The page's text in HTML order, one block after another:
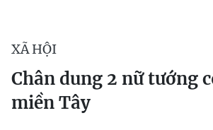
XÃ HỘI
Chân dung 2 nữ tướng
miền Tây